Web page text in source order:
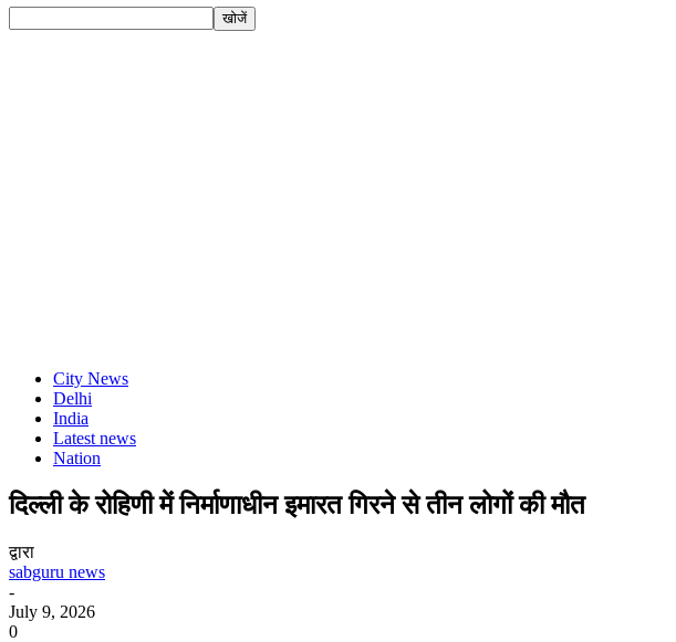
City News
Delhi
India
Latest news
Nation
दिल्ली के रोहिणी में निर्माणाधीन इमारत गिरने से तीन लोगों की मौत
द्वारा
sabguru news
-
July 9, 2026
0